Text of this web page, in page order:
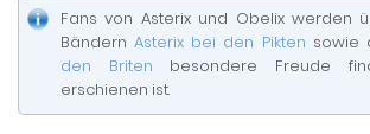
Fans von Asterix und Obelix werden
BändernAsterix bei den Pikten sowie
den Briten besondere Freude
erschienen ist.